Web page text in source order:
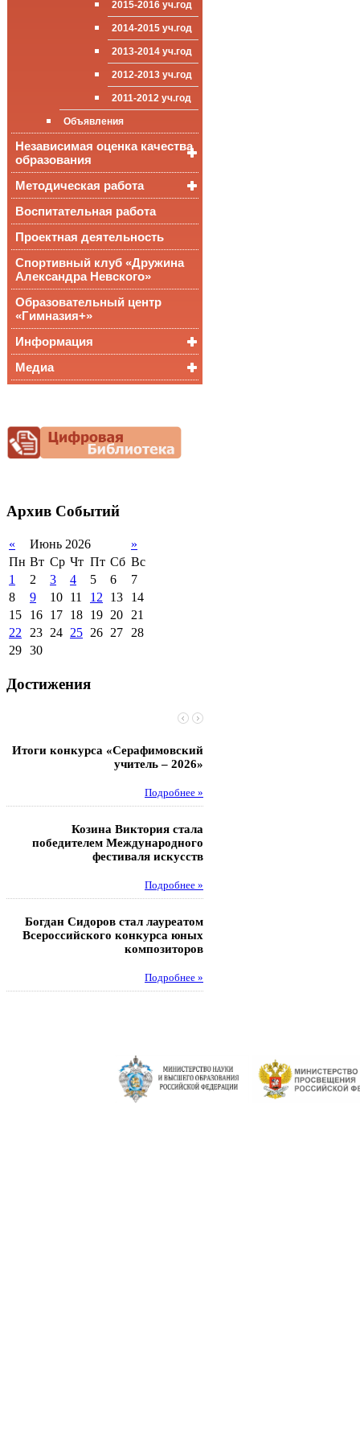
ООП СОО
школа»
приёма (перевода)
поддержки обучающихся
Международное
сотрудничество
Организация питания в
образовательной
организации
Достижения
2015-2016 уч.год
2014-2015 уч.год
2013-2014 уч.год
2012-2013 уч.год
2011-2012 уч.год
Объявления
Независимая оценка качества
образования
Независимая оценка
качества подготовки
обучающихся
Всероссийские
проверочные
работы
Всероссийская
олимпиада
мониторинг системы
образования
Методическая работа
Уроки, мероприятия
Публикации
Материалы
педагогического форума
Воспитательная работа
Проектная деятельность
Спортивный клуб «Дружина
Александра Невского»
Образовательный центр
«Гимназия+»
Информация
Снижение
документационной
нагрузки
Медиа
Архив Событий
« Июнь 2026
»
Пн Вт Ср Чт Пт Сб Вс
1
2 3 4 5 6
7
8
9 10 11 12 13
14
15
16 17 18 19 20 21
22 23 24 25 26 27 28
29 30
Достижения
Итоги конкурса «Серафимовский
учитель – 2026»
Подробнее »
Козина Виктория стала
победителем Международного
фестиваля искусств
Подробнее »
Богдан Сидоров стал лауреатом
Всероссийского конкурса юных
композиторов
Подробнее »